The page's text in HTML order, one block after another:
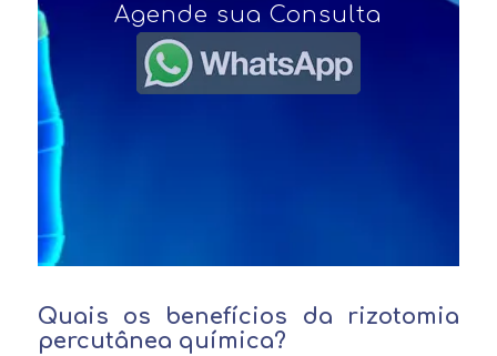
Agende sua Consulta
Quais os benefícios da rizotomia
percutânea química?